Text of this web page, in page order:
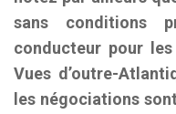
sans conditions
conducteur pour
Vues d’outre-
les négociations